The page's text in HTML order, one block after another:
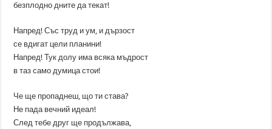
безплодно дните да текат!
Напред! Със труд и ум, и дързост
се вдигат цели планини!
Напред! Тук долу има всяка мъдрост
в таз само думица стои!
Че ще пропаднеш, що ти става?
Не пада вечний идеал!
След тебе друг ще продължава,